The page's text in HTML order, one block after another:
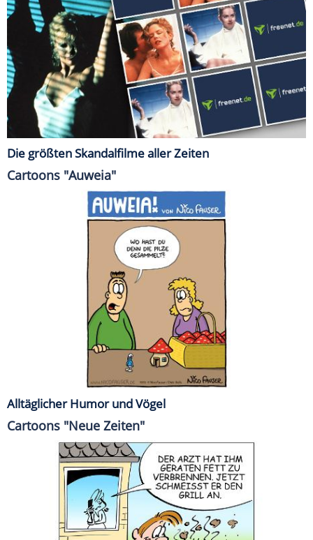
Die größten Skandalfilme aller Zeiten
Cartoons "Auweia"
Alltäglicher Humor und Vögel
Cartoons "Neue Zeiten"